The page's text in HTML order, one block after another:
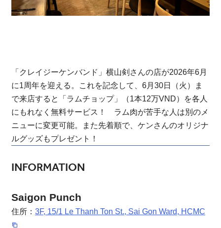
「クレイジーケンバンド」横山剣さんの店が2026年6月
に1周年を迎える。これを記念して、6月30日（火）ま
で来店すると「ラムチョップ」（1本12万VND）を各人
にもれなく無料サービス！ ラム肉が苦手な人は別のメ
ニューに変更可能。また先着順で、ケンさんのオリジナ
ルグッズもプレゼント！
INFORMATION
Saigon Punch
住所： 3F, 15/1 Le Thanh Ton St., Sai Gon Ward, HCMC